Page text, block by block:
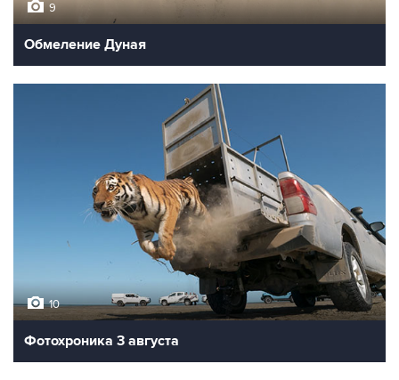
9
Обмеление Дуная
10
Фотохроника 3 августа